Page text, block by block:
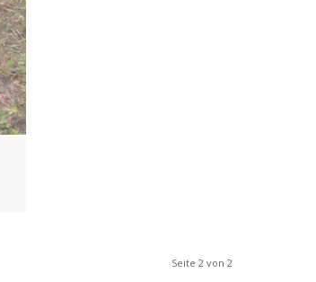
Seite 2 von 2